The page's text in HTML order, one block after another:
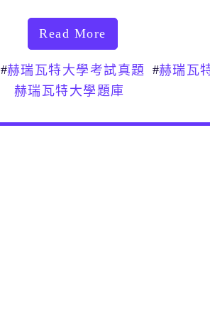
Read More
#赫瑞瓦特大學考試真題 #赫瑞瓦
赫瑞瓦特大學題庫